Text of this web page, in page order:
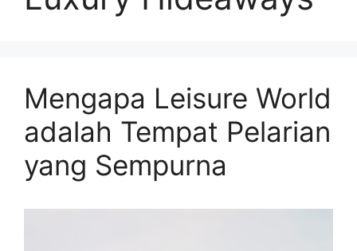
Mengapa Leisure World
adalah Tempat Pelarian
yang Sempurna